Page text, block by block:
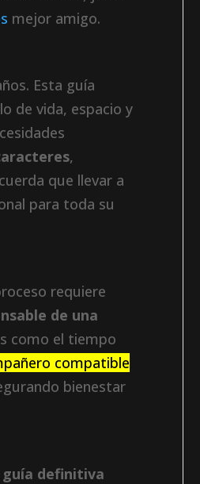
mejor amigo.
Esta guía
de vida, espacio y
,
que llevar a
para toda su
requiere
de una
como el tiempo
compatible
bienestar
guía definitiva